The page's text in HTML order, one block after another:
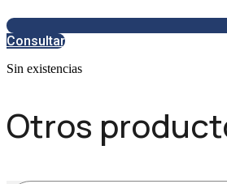
Consultar
Sin existencias
Otros